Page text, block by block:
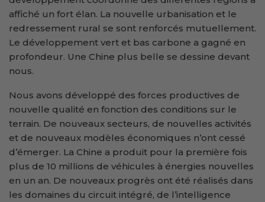
affiché un fort élan. La nouvelle urbanisation et le
redressement rural se sont renforcés mutuellement.
Le développement vert et bas carbone a gagné en
profondeur. Une Chine plus belle se dessine devant
nous.
Nous avons développé des forces productives de
nouvelle qualité en fonction des conditions sur le
terrain. De nouveaux secteurs, de nouvelles activités
et de nouveaux modèles économiques n’ont cessé
d’émerger. La Chine a produit pour la première fois
plus de 10 millions de véhicules à énergies nouvelles
en un an. De nouveaux progrès ont été réalisés dans
les domaines du circuit intégré, de l’intelligence